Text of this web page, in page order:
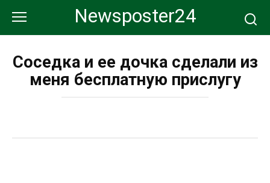
контенту
Newsposter24
Соседка и ее дочка сделали из
меня бесплатную прислугу